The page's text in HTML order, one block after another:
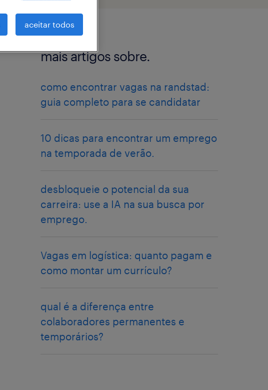
mais artigos sobre.
como encontrar vagas na randstad:
guia completo para se candidatar
10 dicas para encontrar um emprego
na temporada de verão.
desbloqueie o potencial da sua
carreira: use a IA na sua busca por
emprego.
Vagas em logística: quanto pagam e
como montar um currículo?
qual é a diferença entre
colaboradores permanentes e
temporários?
aceitar todos